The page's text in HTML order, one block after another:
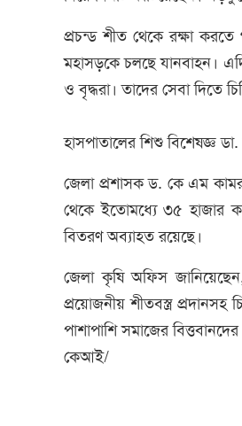
প্রচন্ড শীত থেকে রক্ষা করতে
মহাসড়কে চলছে যানবাহন।
ও বৃদ্ধরা। তাদের সেবা দিতে
হাসপাতালের শিশু বিশেষজ্ঞ
জেলা প্রশাসক ড. কে এম
থেকে ইতোমধ্যে ৩৫ হাজার
বিতরণ অব্যাহত রয়েছে।
জেলা কৃষি অফিস
প্রয়োজনীয় শীতবস্ত্র
পাশাপাশি সমাজের
কেআই/